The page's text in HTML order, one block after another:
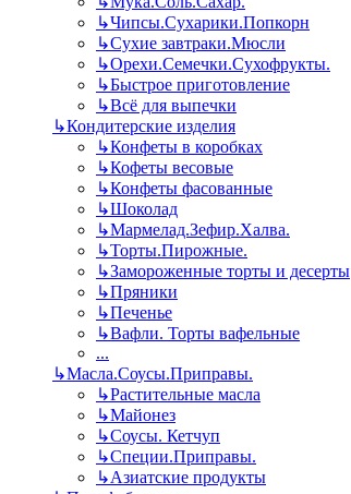
↳Чипсы.Сухарики.Попкорн
↳Сухие завтраки.Мюсли
↳Орехи.Семечки.Сухофрукты.
↳Быстрое приготовление
↳Всё для выпечки
↳Кондитерские изделия
↳Конфеты в коробках
↳Кофеты весовые
↳Конфеты фасованные
↳Шоколад
↳Мармелад.Зефир.Халва.
↳Торты.Пирожные.
↳Замороженные торты и десерты
↳Пряники
↳Печенье
↳Вафли. Торты вафельные
...
↳Масла.Соусы.Приправы.
↳Растительные масла
↳Майонез
↳Соусы. Кетчуп
↳Специи.Приправы.
↳Азиатские продукты